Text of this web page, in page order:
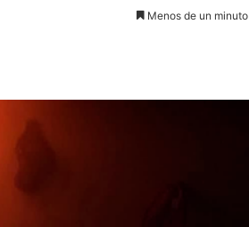
Menos de un minuto